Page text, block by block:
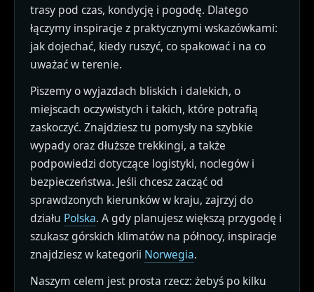
trasy pod czas, kondycję i pogodę. Dlatego
łączymy inspiracje z praktycznymi wskazówkami:
jak dojechać, kiedy ruszyć, co spakować i na co
uważać w terenie.
Piszemy o wyjazdach bliskich i dalekich, o
miejscach oczywistych i takich, które potrafią
zaskoczyć. Znajdziesz tu pomysły na szybkie
wypady oraz dłuższe trekkingi, a także
podpowiedzi dotyczące logistyki, noclegów i
bezpieczeństwa. Jeśli chcesz zacząć od
sprawdzonych kierunków w kraju, zajrzyj do
działu Polska. A gdy planujesz większą przygodę i
szukasz górskich klimatów na północy, inspiracje
znajdziesz w kategorii Norwegia.
Naszym celem jest prosta rzecz: żebyś po kilku